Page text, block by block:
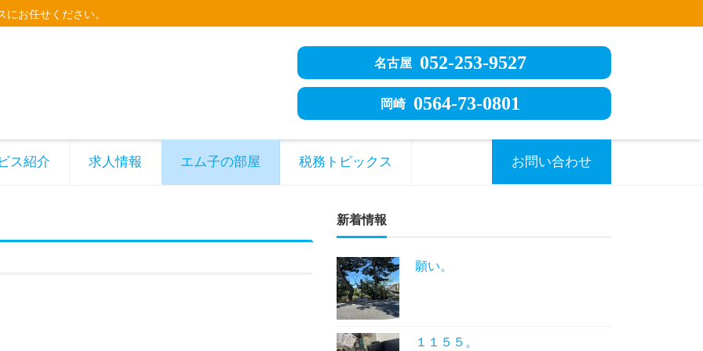
お任せください。
名古屋 052-253-9527
岡崎 0564-73-0801
ス紹介 求人情報 エム子の部屋 税務トピックス お問い合わせ
新着情報
願い。
１１５５。